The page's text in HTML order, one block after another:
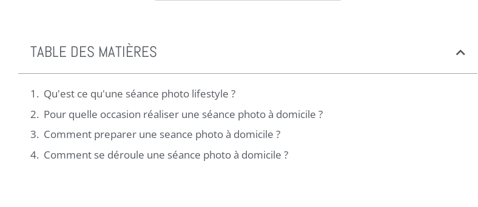
TABLE DES MATIÈRES
Qu'est ce qu'une séance photo lifestyle ?
Pour quelle occasion réaliser une séance photo à domicile ?
Comment preparer une seance photo à domicile ?
Comment se déroule une séance photo à domicile ?